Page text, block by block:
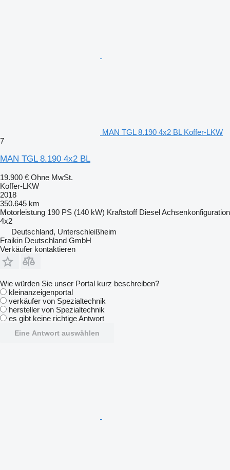
MAN TGL 8.190 4x2 BL Koffer-LKW
7
MAN TGL 8.190 4x2 BL
19.900 € Ohne MwSt.
Koffer-LKW
2018
350.645 km
Motorleistung 190 PS (140 kW) Kraftstoff DieselAchsenkonfiguration
4x2
Deutschland, Unterschleißheim
Fraikin Deutschland GmbH
Verkäufer kontaktieren
Wie würden Sie unser Portal kurz beschreiben?
kleinanzeigenportal
verkäufer von Spezialtechnik
hersteller von Spezialtechnik
es gibt keine richtige Antwort
Eine Antwort auswählen